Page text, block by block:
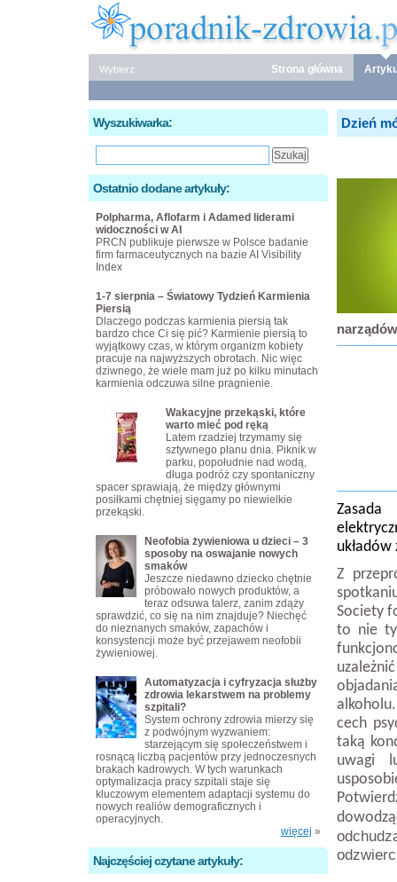
Wybierz: Strona główna
Dzień
Zasada
Z
Society
to nie
cech
taką
uwagi
Wyszukiwarka:
Ostatnio dodane artykuły:
Polpharma, Aflofarm i Adamed liderami
widoczności w AI
PRCN publikuje pierwsze w Polsce badanie
firm farmaceutycznych na bazie AI Visibility
Index
1-7 sierpnia – Światowy Tydzień Karmienia
Piersią
Dlaczego podczas karmienia piersią tak
bardzo chce Ci się pić? Karmienie piersią to
wyjątkowy czas, w którym organizm kobiety
pracuje na najwyższych obrotach. Nic więc
dziwnego, że wiele mam już po kilku minutach
karmienia odczuwa silne pragnienie.
Wakacyjne przekąski, które
warto mieć pod ręką
Latem rzadziej trzymamy się
sztywnego planu dnia. Piknik w
parku, popołudnie nad wodą,
długa podróż czy spontaniczny
spacer sprawiają, że między głównymi
posiłkami chętniej sięgamy po niewielkie
przekąski.
Neofobia żywieniowa u dzieci – 3
sposoby na oswajanie nowych
smaków
Jeszcze niedawno dziecko chętnie
próbowało nowych produktów, a
teraz odsuwa talerz, zanim zdąży
sprawdzić, co się na nim znajduje? Niechęć
do nieznanych smaków, zapachów i
konsystencji może być przejawem neofobii
żywieniowej.
Automatyzacja i cyfryzacja służby
zdrowia lekarstwem na problemy
szpitali?
System ochrony zdrowia mierzy się
z podwójnym wyzwaniem:
starzejącym się społeczeństwem i
rosnącą liczbą pacjentów przy jednoczesnych
brakach kadrowych. W tych warunkach
optymalizacja pracy szpitali staje się
kluczowym elementem adaptacji systemu do
nowych realiów demograficznych i
operacyjnych.
więcej »
Najczęściej czytane artykuły: